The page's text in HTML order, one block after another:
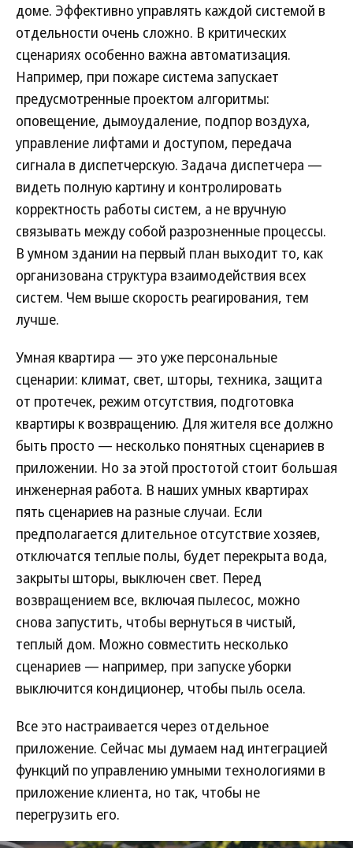
доме. Эффективно управлять каждой системой в
отдельности очень сложно. В критических
сценариях особенно важна автоматизация.
Например, при пожаре система запускает
предусмотренные проектом алгоритмы:
оповещение, дымоудаление, подпор воздуха,
управление лифтами и доступом, передача
сигнала в диспетчерскую. Задача диспетчера —
видеть полную картину и контролировать
корректность работы систем, а не вручную
связывать между собой разрозненные процессы.
В умном здании на первый план выходит то, как
организована структура взаимодействия всех
систем. Чем выше скорость реагирования, тем
лучше.
Умная квартира — это уже персональные
сценарии: климат, свет, шторы, техника, защита
от протечек, режим отсутствия, подготовка
квартиры к возвращению. Для жителя все должно
быть просто — несколько понятных сценариев в
приложении. Но за этой простотой стоит большая
инженерная работа. В наших умных квартирах
пять сценариев на разные случаи. Если
предполагается длительное отсутствие хозяев,
отключатся теплые полы, будет перекрыта вода,
закрыты шторы, выключен свет. Перед
возвращением все, включая пылесос, можно
снова запустить, чтобы вернуться в чистый,
теплый дом. Можно совместить несколько
сценариев — например, при запуске уборки
выключится кондиционер, чтобы пыль осела.
Все это настраивается через отдельное
приложение. Сейчас мы думаем над интеграцией
функций по управлению умными технологиями в
приложение клиента, но так, чтобы не
перегрузить его.